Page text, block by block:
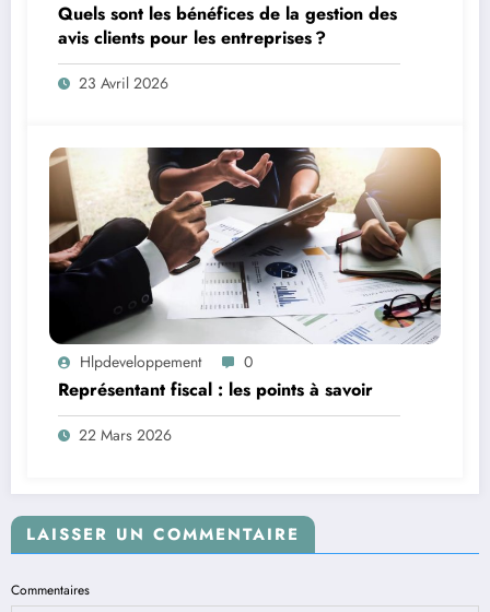
Quels sont les bénéfices de la gestion des
avis clients pour les entreprises ?
23 Avril 2026
Hlpdeveloppement 0
Représentant fiscal : les points à savoir
22 Mars 2026
LAISSER UN COMMENTAIRE
Commentaires